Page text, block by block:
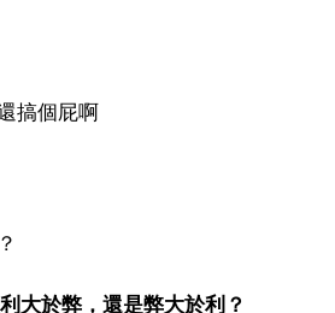
搞個屁啊
大於弊，還是弊大於利？